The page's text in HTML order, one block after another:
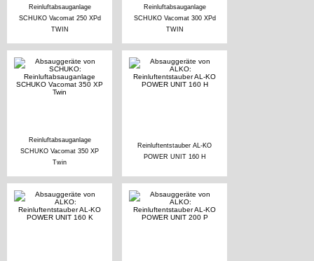
Reinluftabsauganlage
SCHUKO Vacomat 250 XPd
TWIN
Reinluftabsauganlage
SCHUKO Vacomat 300 XPd
TWIN
Reinluftabsauganlage
SCHUKO Vacomat 350 XP
Twin
Reinluftentstauber AL-KO
POWER UNIT 160 H